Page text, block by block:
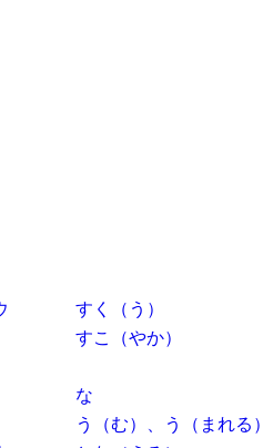
すく（う）
すこ（やか）
な
う（む）、う（まれる）